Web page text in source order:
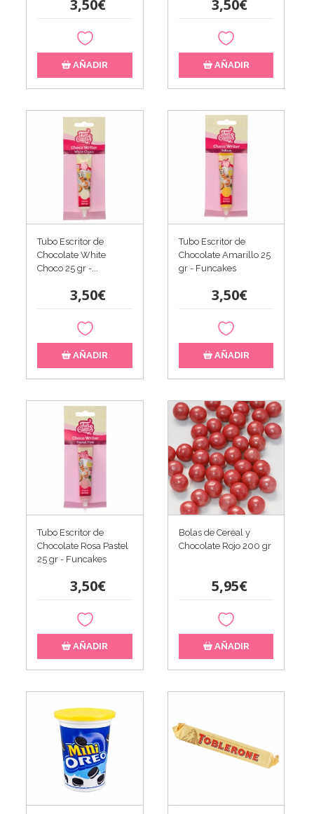
3,50€
AÑADIR
3,50€
AÑADIR
Tubo Escritor de
Chocolate White
Choco 25 gr -...
3,50€
AÑADIR
Tubo Escritor de
Chocolate Amarillo 25
gr - Funcakes
3,50€
AÑADIR
Tubo Escritor de
Chocolate Rosa Pastel
25 gr - Funcakes
3,50€
AÑADIR
Bolas de Cereal y
Chocolate Rojo 200 gr
5,95€
AÑADIR